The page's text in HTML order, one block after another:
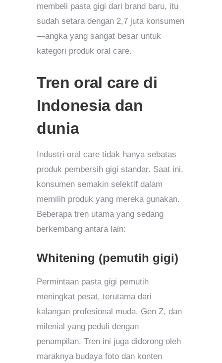
membeli pasta gigi dari brand baru, itu
sudah setara dengan 2,7 juta konsumen
—angka yang sangat besar untuk
kategori produk oral care.
Tren oral care di
Indonesia dan
dunia
Industri oral care tidak hanya sebatas
produk pembersih gigi standar. Saat ini,
konsumen semakin selektif dalam
memilih produk yang mereka gunakan.
Beberapa tren utama yang sedang
berkembang antara lain:
Whitening (pemutih gigi)
Permintaan pasta gigi pemutih
meningkat pesat, terutama dari
kalangan profesional muda, Gen Z, dan
milenial yang peduli dengan
penampilan. Tren ini juga didorong oleh
maraknya budaya foto dan konten